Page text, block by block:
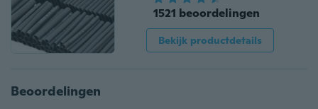
1521 beoordelingen
Bekijk productdetails
Beoordelingen